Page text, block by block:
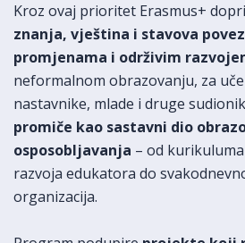
Kroz ovaj prioritet Erasmus+
znanja, vještina i stavova
promjenama i održivim
neformalnom obrazovanju, za
nastavnike, mlade i druge
promiče kao sastavni dio
osposobljavanja – od
razvoja edukatora do
organizacija.